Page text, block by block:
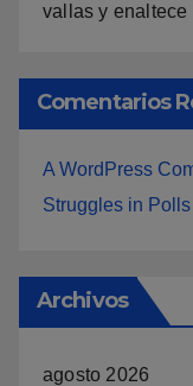
vallas y
Comentarios
A WordPress
Struggles in
Archivos
agosto 2026